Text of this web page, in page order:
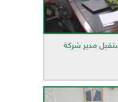
مدير شركة